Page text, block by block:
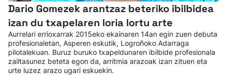
Dario Gomezek arantzaz beteriko ibilbidea
izan du txapelaren loria lortu arte
Aurrelari errioxarrak 2015eko ekainaren 14an egin zuen debuta
profesionaletan, Asperen eskutik, Logroñoko Adarraga
pilotalekuan. Buruz buruko txapeldunaren ibilbide profesionala
zailtasunez beteta egon da, arritmia arazoak izan zituen eta
urte luzez arazo ugari eskuekin.